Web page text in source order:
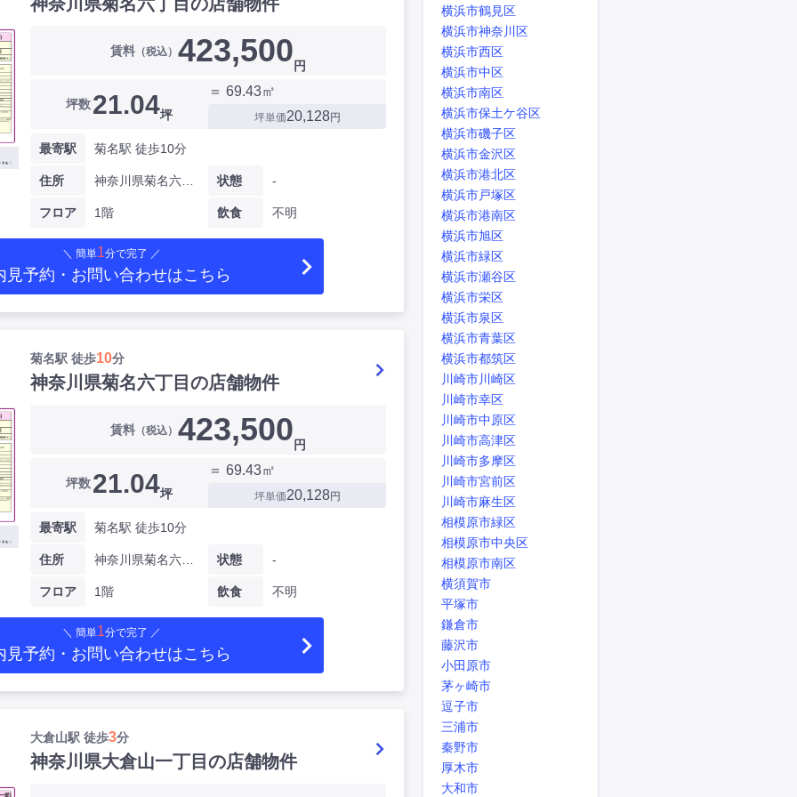
賃料 （税込） 423,500 円
坪数21.04坪
＝ 69.43㎡
坪単価20,128円
最寄駅 菊名駅 徒歩10分
住所
フロア 1階
状態 -
飲食 不明
＼ 簡単1分で完了 ／
見予約・お問い合わせはこちら
菊名駅 徒歩10分
神奈川県菊名六丁目の店舗物件
賃料 （税込） 423,500 円
坪数21.04坪
＝ 69.43㎡
坪単価20,128円
最寄駅 菊名駅 徒歩10分
住所
フロア 1階
状態 -
飲食 不明
＼ 簡単1分で完了 ／
見予約・お問い合わせはこちら
大倉山駅 徒歩3分
神奈川県大倉山一丁目の店舗物件
横浜市鶴見区
横浜市神奈川区
横浜市西区
横浜市中区
横浜市南区
横浜市保土ケ谷区
横浜市磯子区
横浜市金沢区
横浜市港北区
横浜市戸塚区
横浜市港南区
横浜市旭区
横浜市緑区
横浜市瀬谷区
横浜市栄区
横浜市泉区
横浜市青葉区
横浜市都筑区
川崎市川崎区
川崎市幸区
川崎市中原区
川崎市高津区
川崎市多摩区
川崎市宮前区
川崎市麻生区
相模原市緑区
相模原市中央区
相模原市南区
横須賀市
平塚市
鎌倉市
藤沢市
小田原市
茅ヶ崎市
逗子市
三浦市
秦野市
厚木市
大和市